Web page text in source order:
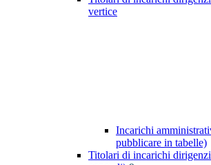
vertice
Incarichi
pubblicare in tabelle)
Titolari di incarichi